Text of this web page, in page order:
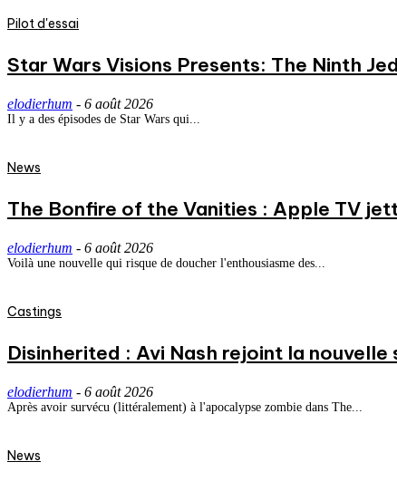
Pilot d'essai
Star Wars Visions Presents: The Ninth
elodierhum - 6 août 2026
Il y a des épisodes de Star Wars qui...
News
The Bonfire of the Vanities : Apple TV
elodierhum - 6 août 2026
Voilà une nouvelle qui risque de doucher l'enthousiasme des...
Castings
Disinherited : Avi Nash rejoint la
elodierhum - 6 août 2026
Après avoir survécu (littéralement) à l'apocalypse zombie dans The...
News